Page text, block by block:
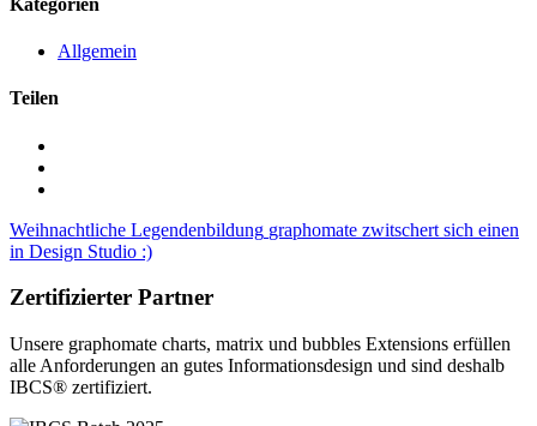
Allgemein
Teilen
Weihnachtliche Legendenbildung graphomate zwitschert sich einen
in Design Studio :)
Zertifizierter Partner
Unsere graphomate charts, matrix und bubbles Extensions erfüllen
alle Anforderungen an gutes Informa­tionsdesign und sind deshalb
IBCS® zertifiziert.